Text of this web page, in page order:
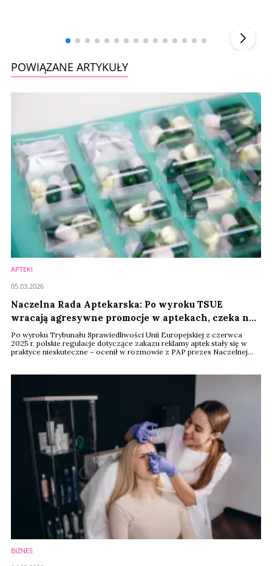
POWIĄZANE ARTYKUŁY
APTEKI
Naczelna Rada Aptekarska: Po wyroku TSUE
wracają agresywne promocje w aptekach, czeka nas
znowu 3+1
Po wyroku Trybunału Sprawiedliwości Unii Europejskiej z czerwca
2025 r. polskie regulacje dotyczące zakazu reklamy aptek stały się w
praktyce nieskuteczne – ocenił w rozmowie z PAP prezes Naczelnej
doprowadziło do pojawienia się działań promocyjnych określanych
05.03.2026
BIZNES